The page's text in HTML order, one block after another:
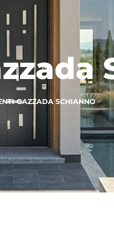
GAZZADA SCHIANNO